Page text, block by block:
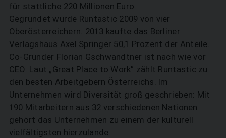
für stattliche 220 Millionen Euro.
Gegründet wurde Runtastic 2009 von vier
Oberösterreichern. 2013 kaufte das Berliner
Verlagshaus Axel Springer 50,1 Prozent der Anteile.
Co-Gründer Florian Gschwandtner ist nach wie vor
CEO. Laut „Great Place to Work” zählt Runtastic zu
den besten Arbeitgebern Österreichs. Im
Unternehmen wird Diversität groß geschrieben: Mit
190 Mitarbeitern aus 32 verschiedenen Nationen
gehört das Unternehmen zu einem der kulturell
vielfältigsten hierzulande.
SUCHEN